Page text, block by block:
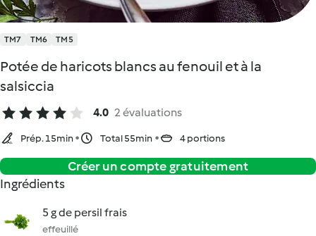
TM7 TM6 TM5
Potée de haricots blancs au fenouil et à la
salsiccia
4.0 2 évaluations
Prép. 15min Total 55min 4 portions
Créer un compte gratuitement
Ingrédients
5 g de persil frais
effeuillé